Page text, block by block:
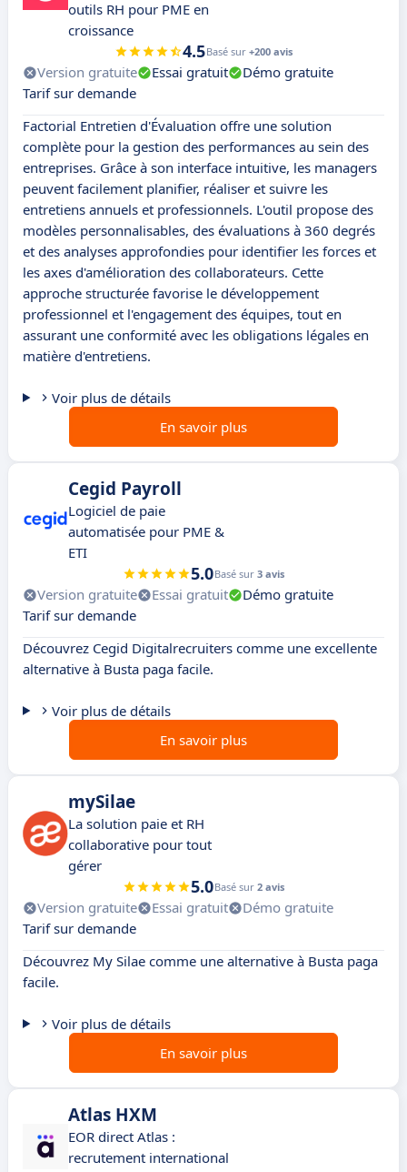
outils RH pour PME en
croissance
4.5Basé sur +200 avis
Version gratuite Essai gratuit
Démo gratuite
Tarif sur demande
Factorial Entretien d'Évaluation offre une solution
complète pour la gestion des performances au sein des
entreprises. Grâce à son interface intuitive, les managers
peuvent facilement planifier, réaliser et suivre les
entretiens annuels et professionnels. L'outil propose des
modèles personnalisables, des évaluations à 360 degrés
et des analyses approfondies pour identifier les forces et
les axes d'amélioration des collaborateurs. Cette
approche structurée favorise le développement
professionnel et l'engagement des équipes, tout en
assurant une conformité avec les obligations légales en
matière d'entretiens.
Voir plus de détails
En savoir plus
Cegid Payroll
Logiciel de paie
automatisée pour PME &
ETI
5.0Basé sur 3 avis
Version gratuite Essai gratuit
Démo gratuite
Tarif sur demande
Découvrez Cegid Digitalrecruiters comme une excellente
alternative à Busta paga facile.
Voir plus de détails
En savoir plus
mySilae
La solution paie et RH
collaborative pour tout
gérer
5.0Basé sur 2 avis
Version gratuite Essai gratuit
Démo gratuite
Tarif sur demande
Découvrez My Silae comme une alternative à Busta paga
facile.
Voir plus de détails
En savoir plus
Atlas HXM
EOR direct Atlas :
recrutement international